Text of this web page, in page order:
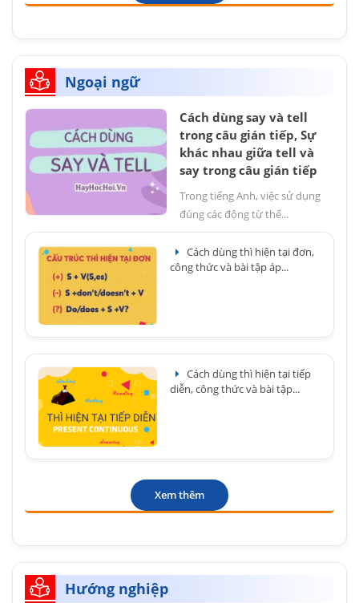
Ngoại ngữ
Cách dùng say và tell
trong câu gián tiếp, Sự
khác nhau giữa tell và
say trong câu gián tiếp
Trong tiếng Anh, việc sử dụng
đúng các động từ thể...
Cách dùng thì hiện tại đơn,
công thức và bài tập áp...
Cách dùng thì hiện tại tiếp
diễn, công thức và bài tập...
Xem thêm
Hướng nghiệp